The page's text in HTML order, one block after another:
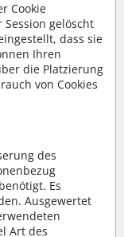
Cookie
gelöscht
dass sie
Ihren
die Platzierung
von Cookies
des
Es
Ausgewertet
Art des